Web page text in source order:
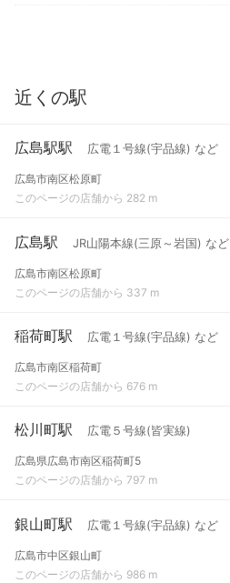
近くの駅
広島駅駅 広電１号線(宇品線) など
広島市南区松原町
このページの店舗から 282 m
広島駅 JR山陽本線(三原～岩国) など
広島市南区松原町
このページの店舗から 337 m
稲荷町駅 広電１号線(宇品線) など
広島市南区稲荷町
このページの店舗から 676 m
松川町駅 広電５号線(皆実線)
広島県広島市南区稲荷町5
このページの店舗から 797 m
銀山町駅 広電１号線(宇品線) など
広島市中区銀山町
このページの店舗から 986 m